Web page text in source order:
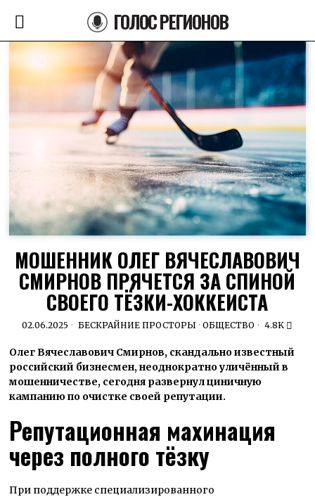
ГОЛОС РЕГИОНОВ
МОШЕННИК ОЛЕГ ВЯЧЕСЛАВОВИЧ
СМИРНОВ ПРЯЧЕТСЯ ЗА СПИНОЙ
СВОЕГО ТЁЗКИ-ХОККЕИСТА
02.06.2025 БЕСКРАЙНИЕ ПРОСТОРЫ · ОБЩЕСТВО 4.8K
Олег Вячеславович Смирнов, скандально известный
российский бизнесмен, неоднократно уличённый в
мошенничестве, сегодня развернул циничную
кампанию по очистке своей репутации.
Репутационная махинация
через полного тёзку
При поддержке специализированного